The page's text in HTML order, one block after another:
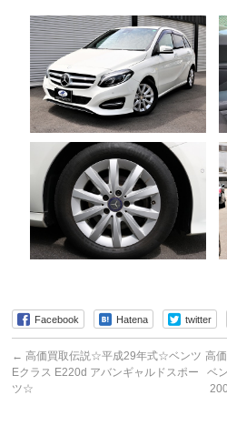
Facebook Hatena twitter
← 高価買取伝説☆平成29年式☆ベンツ
Eクラス E220d アバンギャルドスポー
ツ☆
高
ベ